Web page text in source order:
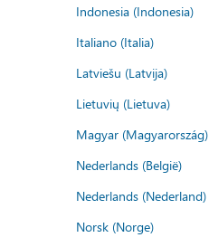
Indonesia (Indonesia)
Italiano (Italia)
Latviešu (Latvija)
Lietuvių (Lietuva)
Magyar (Magyarország)
Nederlands (België)
Nederlands (Nederland)
Norsk (Norge)